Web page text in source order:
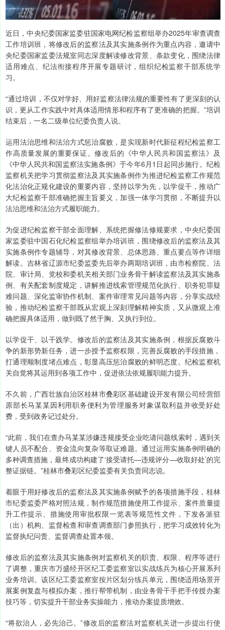
近日，中央纪委国家监委驻国家电网纪检监察组举办2025年审查调查
工作培训班，将修改后的监察法及其实施条例作为重点内容，邀请中
央纪委国家监委法规室同志深度解读修改背景、条款变化，围绕法律
适用难点、纪法衔接程序开展专题研讨，组织纪检监察干部系统学
习。
“通过培训，不仅对学好、用好监察法律法规的重要性有了更深刻的认
识，更从工作实践中对具体适用情形和程序有了更准确的把握。”培训
结束后，一名二级单位纪委负责人说。
运用法治思维和法治方式惩治腐败，是实现新时代新征程纪检监察工
作高质量发展的重要保证。修改后的《中华人民共和国监察法》及
《中华人民共和国监察法实施条例》于今年6月1日起同步施行。纪检
监察机关把学习贯彻监察法及其实施条例作为推进纪检监察工作规范
化法治化正规化建设的重要内容，坚持以学为先，以学促干，推动广
大纪检监察干部准确把握主旨要义，加强一体学习贯彻，不断提升以
法治思维和法治方式履职能力。
为促进纪检监察干部全面理解、系统把握修法修规要求，中央纪委国
家监委驻中国石化纪检监察组举办培训班，围绕修改后的监察法及其
实施条例作专题辅导，对其修改背景、总体思路、重点要点等作详细
解读。吉林省辽源市纪委监委先后举办两期培训班，由市检察院、法
院、审计局、党校和委机关相关部门业务骨干解读监察法及其实施条
例、有关配套制度规定，讲解推进线索管理规范化执行、职务犯罪疑
难问题、深化监审协作机制、案件审理常见问题等内容，分享实战经
验，推动纪检监察干部既从宏观上深刻理解精神实质，又从微观上准
确把握具体适用，做到既了然于胸、又执行到位。
以学促干、以干践学。修改后的监察法及其实施条例，根据反腐败斗
争的新形势新任务，进一步授予监察权限，完善反腐败的手段措施，
打通理顺制度堵点难点，彰显高压惩治腐败的鲜明态度。纪检监察机
关自觉将其运用到各项工作中，促进依法依规履职能力提升。
不久前，广西壮族自治区桂林市叠彩区基础建设开发有限公司经营部
原部长马某某因利用职务便利为管理服务对象谋取利益并收受好处
费，受到政务记过处分。
“此前，我们在查办马某某涉嫌违规接受企业吃请问题线索时，遇到关
键人员不配合、资金流向复杂等取证难题。通过运用实施条例明确的
多种调查措施，最终成功构建了‘接受请托—违规评分—收取好处’的完
整证据链。”桂林市叠彩区纪委监委有关负责同志说。
着眼于用好修改后的监察法及其实施条例赋予的各项措施手段，桂林
市纪委监委严格对照法规，制作规范措施使用工作提示、案件质量提
升工作提示、措施使用审批权限一览表等规范性文件，下发各派驻
（出）机构、监督检查和审查调查部门参照执行，把学习成效转化为
监督执纪问责、监督调查处置本领。
修改后的监察法及其实施条例对监察机关的职责、权限、程序等进行
了调整，重庆市万盛经开区纪工委监察室以实战练兵为核心开展系列
业务培训。该区纪工委监察室按片区划分练兵单元，围绕适用场景开
展案例复盘与模拟办案，推行帮带机制，由业务骨干手把手传授办案
技巧等，切实提升干部业务实操能力，推动办案提质增效。
“将欲治人，必先治己。”修改后的监察法对监察机关进一步提出行使